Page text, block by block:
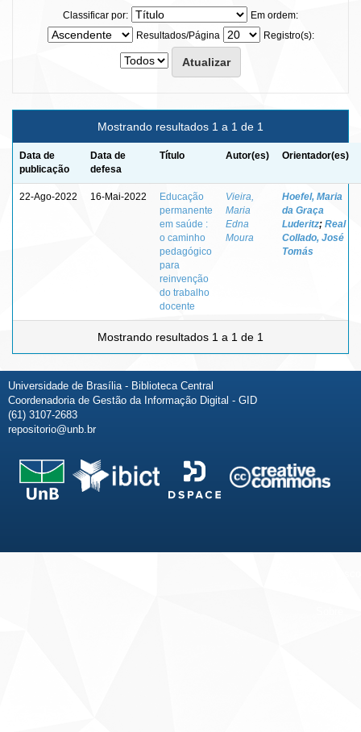
Classificar por:
Em ordem:
Resultados/Página
Registro(s):
Mostrando resultados 1 a 1 de 1
Data de
publicação
Data de
defesa
Título Autor(es) Orientador(es)
22-Ago-2022 16-Mai-2022
Educação
permanente
em saúde :
o caminho
pedagógico
para
reinvenção
do trabalho
docente
Vieira,
Maria
Edna
Moura
Hoefel, Maria
da Graça
Luderitz; Real
Collado, José
Tomás
Mostrando resultados 1 a 1 de 1
Universidade de Brasília - Biblioteca Central
Coordenadoria de Gestão da Informação Digital - GID
(61) 3107-2683
repositorio@unb.br